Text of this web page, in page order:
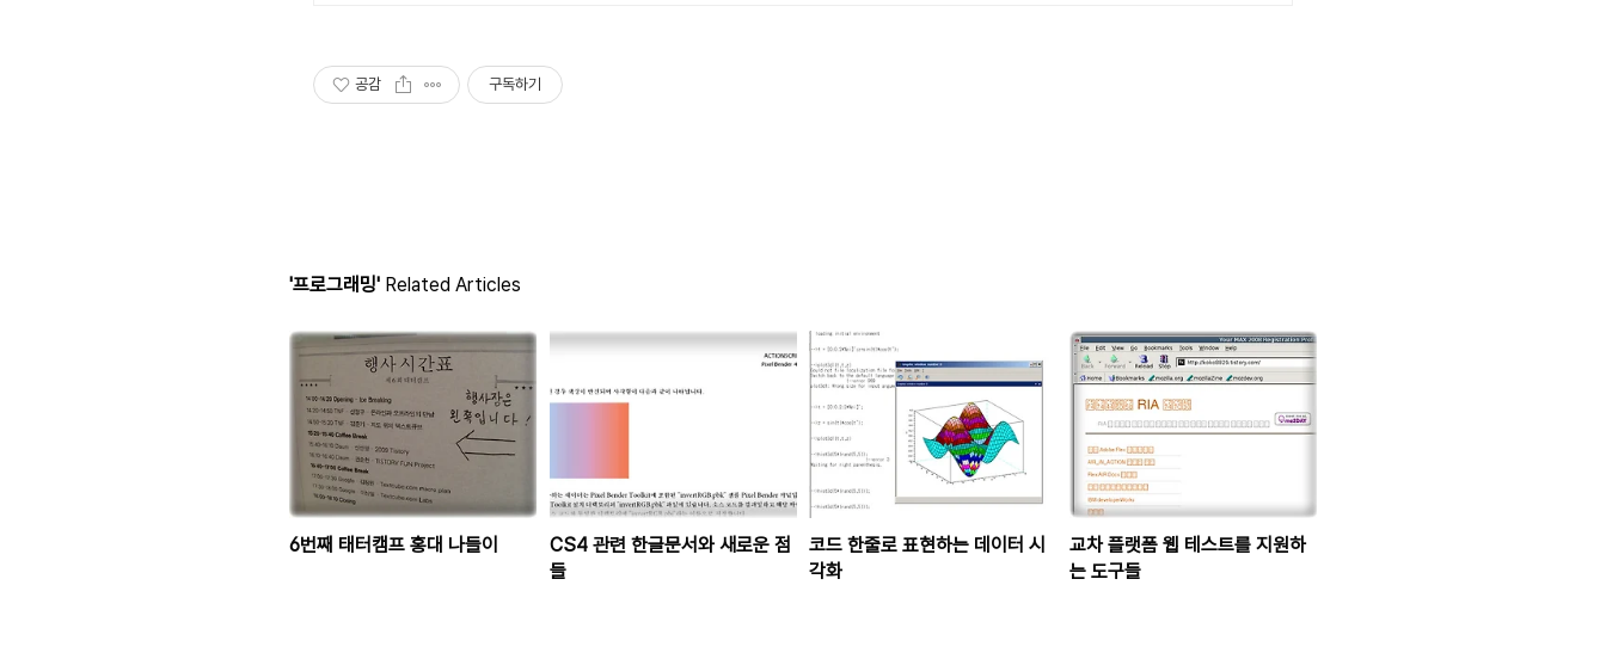
공감 구독하기
'프로그래밍' Related Articles
6번째 태터캠프 홍대 나들이
CS4 관련 한글문서와 새로운 점
들
코드 한줄로 표현하는 데이터 시
각화
교차 플랫폼 웹 테스트를 지원하
는 도구들